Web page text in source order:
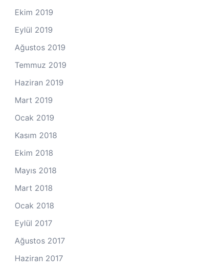
Ekim 2019
Eylül 2019
Ağustos 2019
Temmuz 2019
Haziran 2019
Mart 2019
Ocak 2019
Kasım 2018
Ekim 2018
Mayıs 2018
Mart 2018
Ocak 2018
Eylül 2017
Ağustos 2017
Haziran 2017